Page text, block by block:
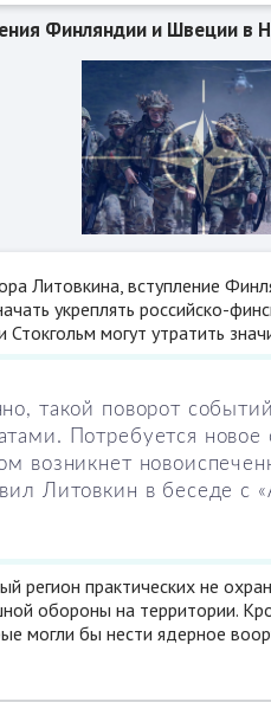
Финляндии и Швеции в
Литовкина, вступление
укреплять российско-
могут утратить
такой поворот
Потребуется новое
возникнет
Литовкин в беседе с
регион практических не
обороны на территории.
могли бы нести ядерное